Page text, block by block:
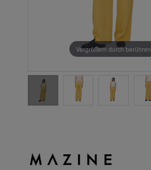
Vergrößern durch berühren